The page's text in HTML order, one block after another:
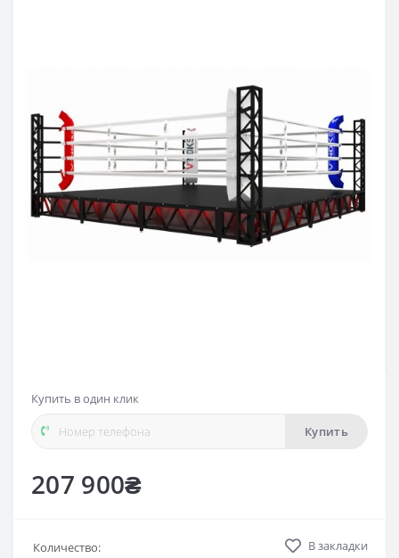
207 900₴
Купить в один клик
Купить
Количество:
В закладки